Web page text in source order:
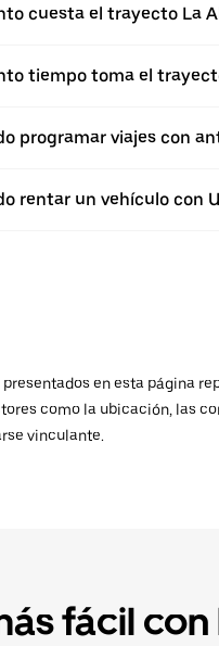
cuesta el trayecto La
tiempo toma el
programar viajes con
rentar un vehículo con
presentados en esta página
como la ubicación, las
vinculante.
fácil